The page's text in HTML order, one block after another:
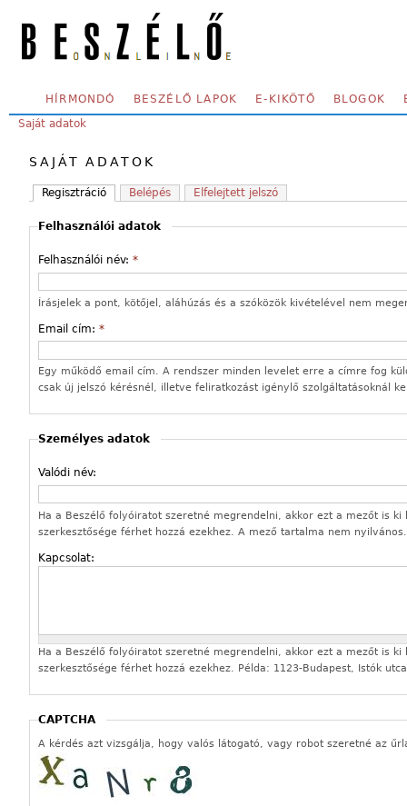
SECONDARY MENU
HÍRMONDÓ BESZÉLŐ LAPOK E-KIKÖTŐ BLOGOK
YOU ARE HERE:
Saját adatok
SAJÁT ADATOK
Regisztráció Belépés Elfelejtett jelszó
Felhasználói adatok
Felhasználói név: *
Írásjelek a pont, kötőjel, aláhúzás és a szóközök kivételével nem
Email cím: *
Egy működő email cím. A rendszer minden levelet erre a címre fog
csak új jelszó kérésnél, illetve feliratkozást igénylő szolgáltatásoknál
Személyes adatok
Valódi név:
Ha a Beszélő folyóiratot szeretné megrendelni, akkor ezt a mezőt is
szerkesztősége férhet hozzá ezekhez. A mező tartalma nem nyilvános.
Kapcsolat:
Ha a Beszélő folyóiratot szeretné megrendelni, akkor ezt a mezőt is
szerkesztősége férhet hozzá ezekhez. Példa: 1123-Budapest, Istók
CAPTCHA
A kérdés azt vizsgálja, hogy valós látogató, vagy robot szeretné az